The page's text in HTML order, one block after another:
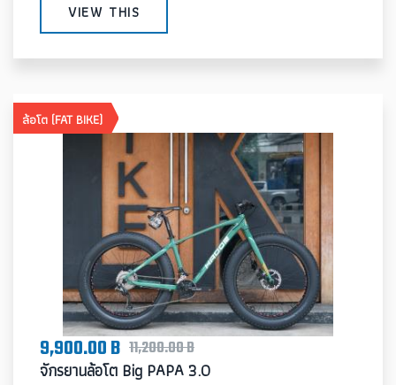
VIEW THIS
ล้อโต (FAT BIKE)
9,900.00 B 11,200.00 B
จักรยานล้อโต Big PAPA 3.0